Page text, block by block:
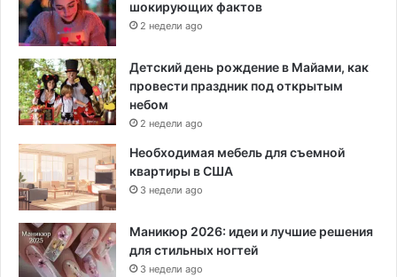
шокирующих фактов
2 недели ago
Детский день рождение в Майами, как
провести праздник под открытым
небом
2 недели ago
Необходимая мебель для съемной
квартиры в США
3 недели ago
Маникюр 2026: идеи и лучшие решения
для стильных ногтей
3 недели ago